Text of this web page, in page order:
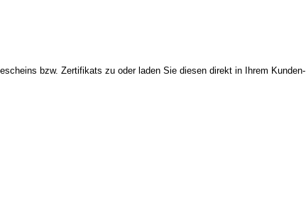
bzw. Zertifikats zu oder laden Sie diesen direkt in Ihrem Kunden-